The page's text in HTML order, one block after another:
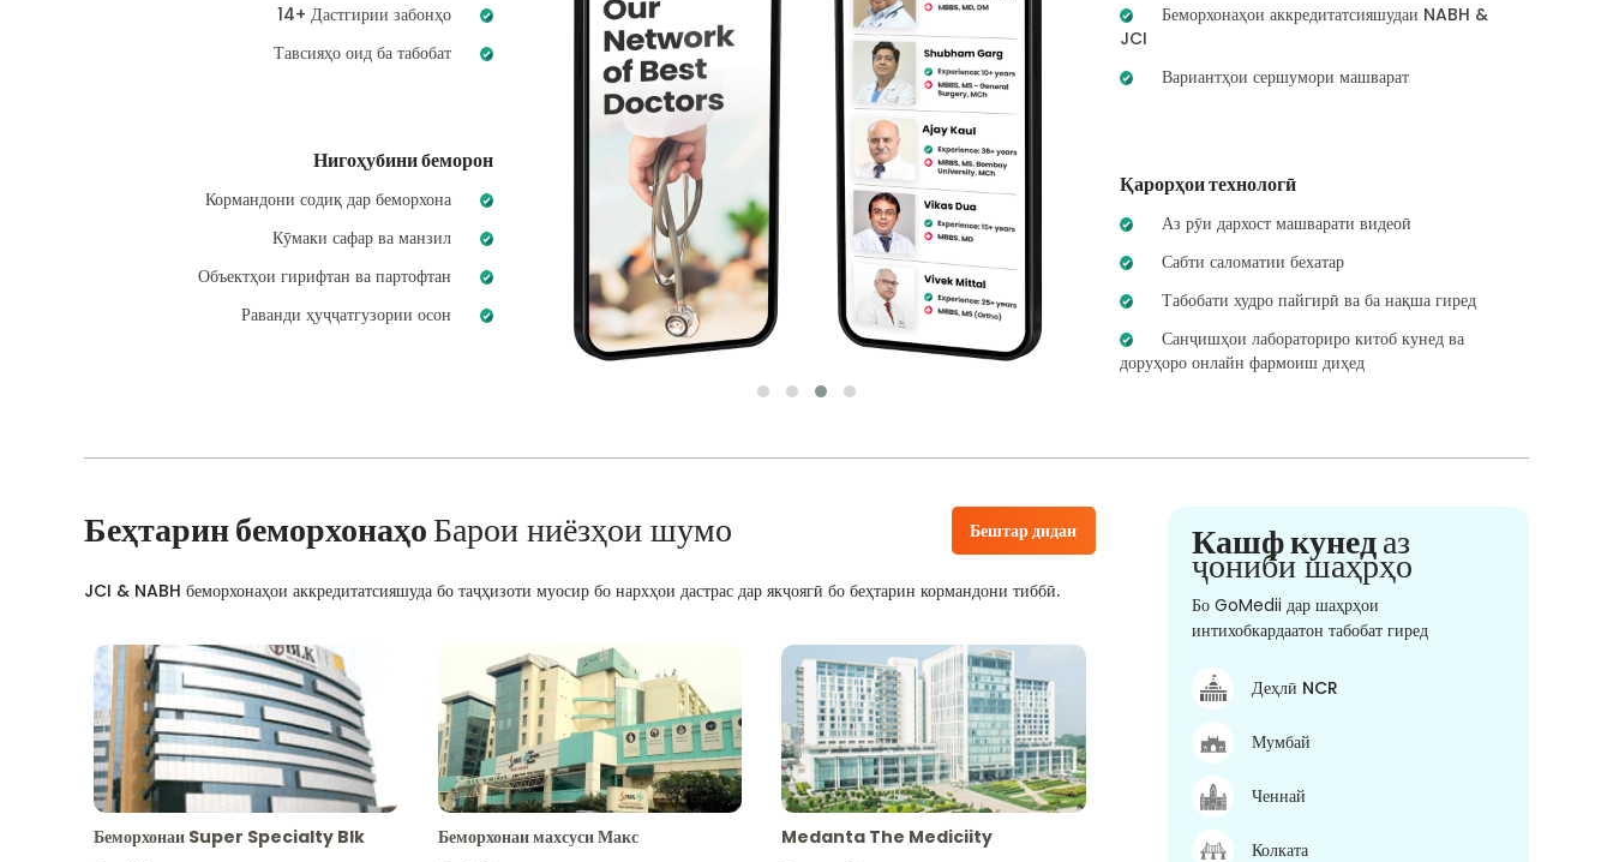
14+ Дастгирии забонҳо
Тавсияҳо оид ба табобат
Нигоҳубини беморон
Кормандони содиқ дар беморхона
Кӯмаки сафар ва манзил
Объектҳои гирифтан ва партофтан
Раванди ҳуҷҷатгузории осон
Беморхонаҳои аккредитатсияшудаи NABH &
JCI
Вариантҳои сершумори машварат
Қарорҳои технологӣ
Аз рӯи дархост машварати видеоӣ
Сабти саломатии бехатар
Табобати худро пайгирӣ ва ба нақша гиред
Санҷишҳои лабораториро китоб кунед ва
доруҳоро онлайн фармоиш диҳед
Беҳтарин беморхонаҳоБарои ниёзҳои шумо Бештар дидан
JCI & NABH беморхонаҳои аккредитатсияшуда бо таҷҳизоти муосир бо нархҳои дастрас дар якҷоягӣ бо беҳтарин кормандони тиббӣ.
Беморхонаи Super Specialty Blk Беморхонаи махсуси Макс Medanta The Mediciity
Кашф кунедаз
ҷониби шаҳрҳо
Бо GoMedii дар шаҳрҳои
интихобкардаатон табобат гиред
Деҳлӣ NCR
Мумбай
Ченнай
Колката